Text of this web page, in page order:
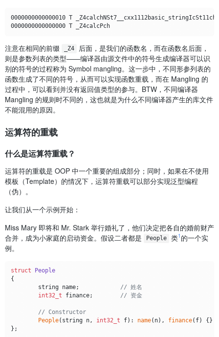
0000000000000010 T
0000000000000000 T _Z4calcPch
注意在相同的前缀 _Z4
后面，是我们的函数名，而在函数名后面，
则是参数列表的类型——编译器由源文件中的符号生成编译器可以识
别的符号的过程称为 Symbol mangling。这一步中，不同形参列表的
函数生成了不同的符号，从而可以实现函数重载，而在 Mangling 的
过程中，可以看到并没有返回值类型的参与。BTW，不同编译器
Mangling 的规则时不同的，这也就是为什么不同编译器产生的库文件
不能混用的原因。
运算符的重载
什么是运算符重载？
运算符的重载是 OOP 中一个重要的组成部分；同时，如果在不使用
模板（Template）的情况下，运算符重载可以部分实现泛型编程
（伪）。
让我们从一个示例开始：
Miss Mary 即将和 Mr. Stark 举行婚礼了，他们决定把各自的婚前财产
合并，成为小家庭的启动资金。假设二者都是
People 类1 的一个实
例。
struct
People
{
// 姓名
int32_t
// 资金
// Constructor
People(string n, int32_t f): name(n), finance(f) {}
};